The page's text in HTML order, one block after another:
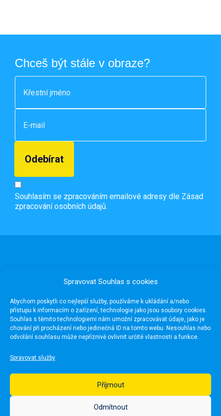
Spravovat Souhlas s cookies
Abychom poskytli co nejlepší služby, používáme k ukládání a/nebo
přístupu k informacím o zařízení, technologie jako jsou soubory cookies.
Souhlas s těmito technologiemi nám umožní zpracovávat údaje, jako je
chování při procházení nebo jedinečná ID na tomto webu. Nesouhlas nebo
odvolání souhlasu může nepříznivě ovlivnit určité vlastnosti a funkce.
Spravovat služby
Příjmout
Odmítnout
Chceš být stále v obraze?
Souhlasím se zpracováním emailové adresy dle Zásad
zpracování osobních údajů.
Užitečné odkazy
Pro školy
Fotogalerie
Publikace